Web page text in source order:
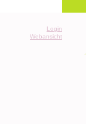
Login
Webansicht